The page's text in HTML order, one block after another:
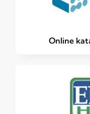
Online